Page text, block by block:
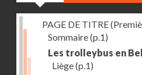
PAGE DE TITRE
Sommaire(p.1)
Les trolleybus en
Liège(p.1)